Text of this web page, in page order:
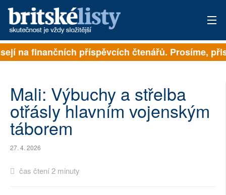
PŘIHLÁSIT
ARCHIV
ROZHOVORY
TÉMATA
NEJČTENĚJŠÍ ZA 7 DNÍ
na finančních příspěvcích čtenářů. Prosíme,
Mali: Výbuchy a střelba
otřásly hlavním vojenským
táborem
27. 4. 2026
čas čtení 2 minuty